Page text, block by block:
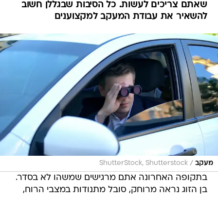
שאתם צריכים לעשות. כל הסיבות שבגללן חשוב
להשאיר את עבודת המעקב למקצוענים
מעקב /
ShutterStock, Shutterstock
בתקופה האחרונה אתם מרגישים שמשהו לא בסדר.
בן הזוג נראה מרוחק, סובל מתנודות במצבי הרוח,